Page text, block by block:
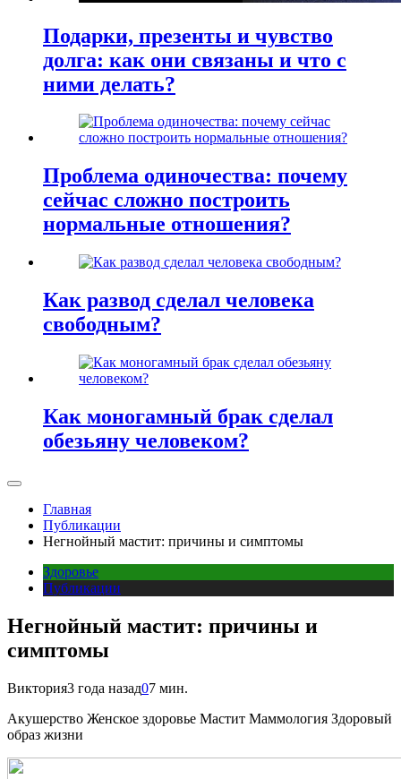
Подарки, презенты и чувство
долга: как они связаны и что с
ними делать?
Проблема одиночества: почему
сейчас сложно построить
нормальные отношения?
Как развод сделал человека
свободным?
Как моногамный брак сделал
обезьяну человеком?
Главная
Публикации
Негнойный мастит: причины и симптомы
Здоровье
Публикации
Негнойный мастит: причины и
симптомы
Виктория3 года назад07 мин.
Акушерство Женское здоровье Мастит Маммология Здоровый
образ жизни